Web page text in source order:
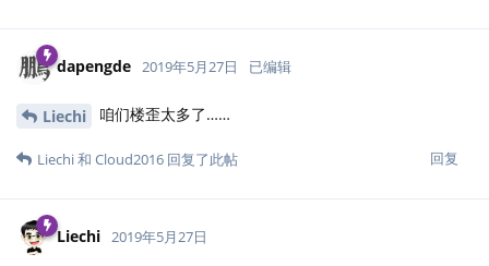
dapengde 2019年5月27日 已编辑
Liechi 咱们楼歪太多了……
回复
Liechi和 Cloud2016 回复了此帖
Liechi 2019年5月27日